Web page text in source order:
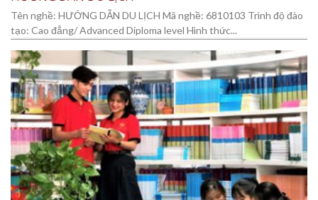
Tên nghề: HƯỚNG DẪN DU LỊCH Mã nghề: 6810103 Trình độ đào
tạo: Cao đẳng/ Advanced Diploma level Hình thức...